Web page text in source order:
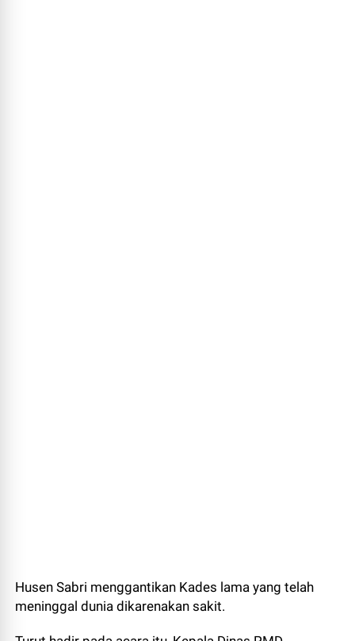
Husen Sabri menggantikan Kades lama yang telah
meninggal dunia dikarenakan sakit.